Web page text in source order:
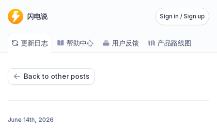
闪电说 Sign in / Sign up
更新日志 帮助中心 用户反馈 产品路线图
Back to other posts
June 14th, 2026